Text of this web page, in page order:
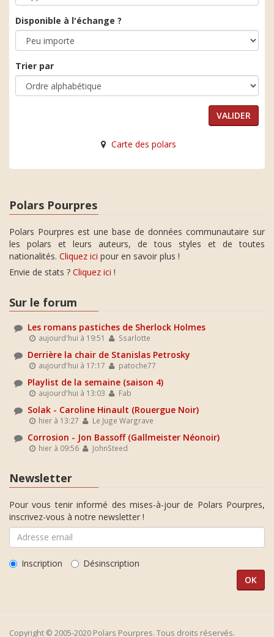
Disponible à l'échange ?
Trier par
Carte des polars
Polars Pourpres
Polars Pourpres est une base de données communautaire sur
les polars et leurs auteurs, de tous styles et de toutes
nationalités. Cliquez ici pour en savoir plus !
Envie de stats ? Cliquez ici !
Sur le forum
Les romans pastiches de Sherlock Holmes
aujourd'hui à 19:51 Ssarlotte
Derrière la chair de Stanislas Petrosky
aujourd'hui à 17:17 patoche77
Playlist de la semaine (saison 4)
aujourd'hui à 13:03 Fab
Solak - Caroline Hinault (Rouergue Noir)
hier à 13:27 Le Juge Wargrave
Corrosion - Jon Bassoff (Gallmeister Néonoir)
hier à 09:56 JohnSteed
Newsletter
Pour vous tenir informé des mises-à-jour de Polars Pourpres,
inscrivez-vous à notre newsletter !
Inscription Désinscription
Copyright © 2005-2020 Polars Pourpres. Tous droits réservés.